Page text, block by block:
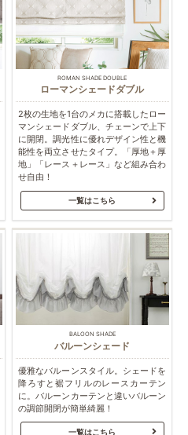
ROMAN SHADE DOUBLE
ローマンシェードダブル
2枚の生地を1台のメカに搭載したロー
マンシェードダブル、チェーンで上下
に開閉。調光性に優れデザイン性と機
能性を両立させたタイプ。「厚地＋厚
地」「レース＋レース」など組み合わ
せ自由！
一覧はこちら
BALOON SHADE
バルーンシェード
優雅なバルーンスタイル。シェードを
降ろすと裾フリルのレースカーテン
に。バルーンカーテンと違いバルーン
の調節開閉が簡単綺麗！
一覧はこちら